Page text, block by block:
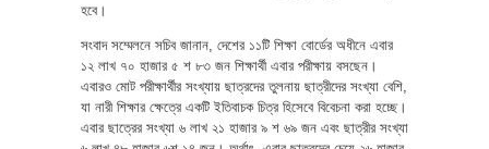
হবে।
সংবাদ সম্মেলনে সচিব জানান, দেশের ১১টি শিক্ষা বোর্ডের অধীনে এবার
১২ লাখ ৭০ হাজার ৫ শ ৮৩ জন শিক্ষার্থী এবার পরীক্ষায় বসছেন।
এবারও মোট পরীক্ষার্থীর সংখ্যায় ছাত্রদের তুলনায় ছাত্রীদের সংখ্যা বেশি,
যা নারী শিক্ষার ক্ষেত্রে একটি ইতিবাচক চিত্র হিসেবে বিবেচনা করা হচ্ছে।
এবার ছাত্রের সংখ্যা ৬ লাখ ২১ হাজার ৯ শ ৬৯ জন এবং ছাত্রীর সংখ্যা